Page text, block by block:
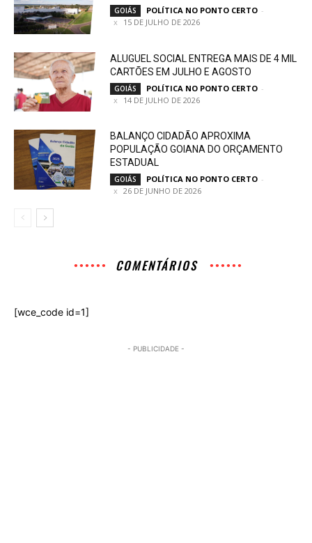
GOIÁS POLÍTICA NO PONTO CERTO -
15 DE JULHO DE 2026
ALUGUEL SOCIAL ENTREGA MAIS DE 4 MIL
CARTÕES EM JULHO E AGOSTO
GOIÁS POLÍTICA NO PONTO CERTO -
14 DE JULHO DE 2026
BALANÇO CIDADÃO APROXIMA
POPULAÇÃO GOIANA DO ORÇAMENTO
ESTADUAL
GOIÁS POLÍTICA NO PONTO CERTO -
26 DE JUNHO DE 2026
COMENTÁRIOS
[wce_code id=1]
- PUBLICIDADE -